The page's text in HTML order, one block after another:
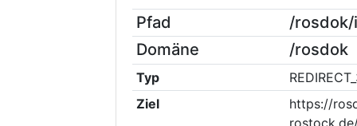
Pfad
/
Domäne
/rosdok
Typ
Ziel
https://